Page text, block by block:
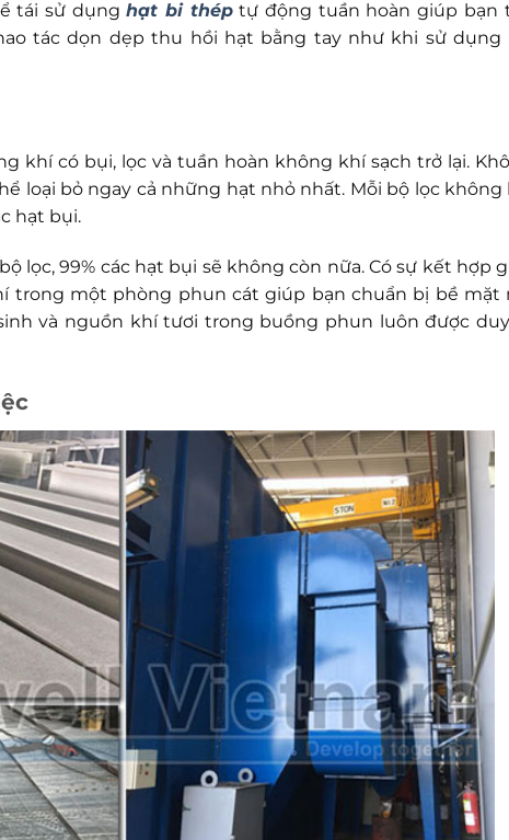
tái sử dụnghạt bi théptự động tuần hoàn giúp bạn
tác dọn dẹp thu hồi hạt bằng tay như khi sử dụng
khí có bụi, lọc và tuần hoàn không khí sạch trở lại.
loại bỏ ngay cả những hạt nhỏ nhất. Mỗi bộ lọc không
hạt bụi.
lọc, 99% các hạt bụi sẽ không còn nữa. Có sự kết hợp
trong một phòng phun cát giúp bạn chuẩn bị bề mặt
và nguồn khí tươi trong buồng phun luôn được